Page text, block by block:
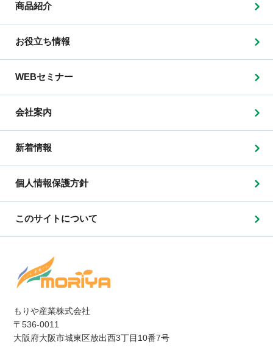
もりや産業株式会社
〒536-0011
大阪府大阪市城東区放出西3丁目10番7号
商品紹介
お役立ち情報
WEBセミナー
会社案内
新着情報
個人情報保護方針
このサイトについて